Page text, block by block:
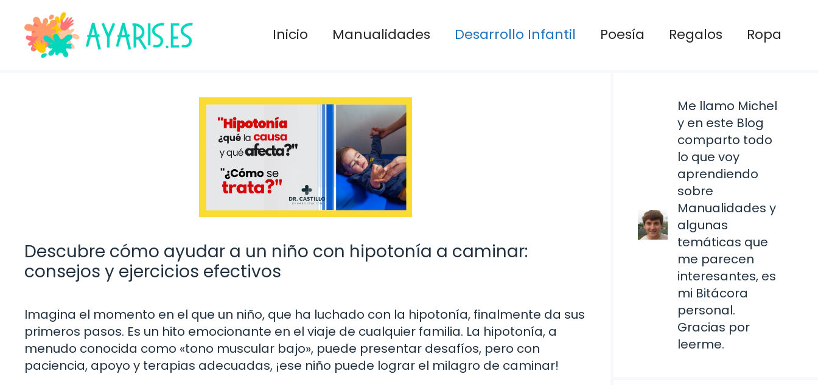
contenido
Inicio Manualidades Desarrollo Infantil Poesía Regalos Ropa
Descubre cómo ayudar a un niño con hipotonía a caminar:
consejos y ejercicios efectivos
Imagina el momento en el que un niño, que ha luchado con la hipotonía, finalmente da sus
primeros pasos. Es un hito emocionante en el viaje de cualquier familia. La hipotonía, a
menudo conocida como «tono muscular bajo», puede presentar desafíos, pero con
paciencia, apoyo y terapias adecuadas, ¡ese niño puede lograr el milagro de caminar!
Me llamo Michel
y en este Blog
comparto todo
lo que voy
aprendiendo
sobre
Manualidades y
algunas
temáticas que
me parecen
interesantes, es
mi Bitácora
personal.
Gracias por
leerme.